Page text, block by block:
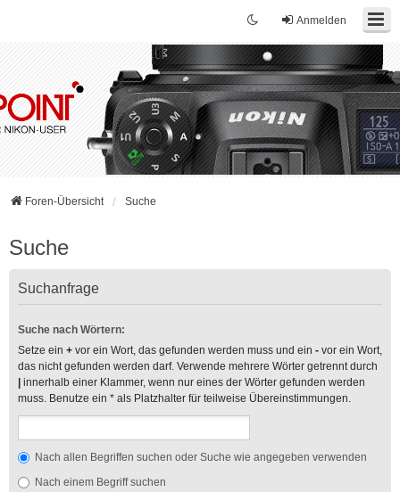
Anmelden
Foren-Übersicht Suche
Suche
Suchanfrage
Suche nach Wörtern:
Setze ein + vor ein Wort, das gefunden werden muss und ein - vor ein Wort,
das nicht gefunden werden darf. Verwende mehrere Wörter getrennt durch
innerhalb einer Klammer, wenn nur eines der Wörter gefunden werden
muss. Benutze ein * als Platzhalter für teilweise Übereinstimmungen.
Nach allen Begriffen suchen oder Suche wie angegeben verwenden
Nach einem Begriff suchen